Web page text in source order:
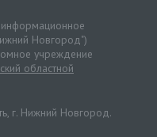
Новгород")
учреждение
областной
г. Нижний Новгород.